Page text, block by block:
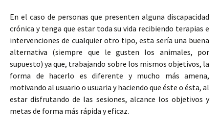
En el caso de personas que presenten alguna discapacidad
crónica y tenga que estar toda su vida recibiendo terapias e
intervenciones de cualquier otro tipo, esta sería una buena
alternativa (siempre que le gusten los animales, por
supuesto) ya que, trabajando sobre los mismos objetivos, la
forma de hacerlo es diferente y mucho más amena,
motivando al usuario o usuaria y haciendo que éste o ésta, al
estar disfrutando de las sesiones, alcance los objetivos y
metas de forma más rápida y eficaz.